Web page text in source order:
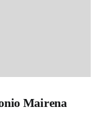
Mairena